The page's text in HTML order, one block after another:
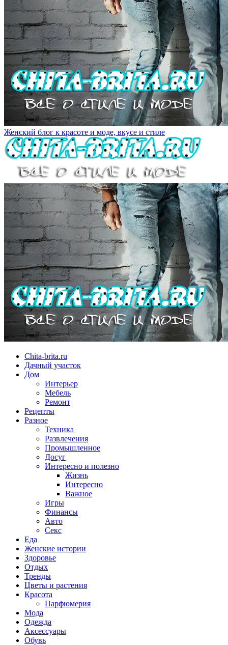
Женский блог к красоте и моде, вкусе и стиле
Chita-brita.ru
Дачный участок
Дом
Интерьер
Мебель
Ремонт
Рецепты
Разное
Техника
Развлечения
Промышленное
Досуг
Интересно и полезно
Жизнь
Интересно
Важное
Игры
Финансы
Авто
Секс
Еда
Женские истории
Здоровье
Отдых
Тренды
Цветы и растения
Красота
Парфюмерия
Мода
Одежда
Аксессуары
Обувь